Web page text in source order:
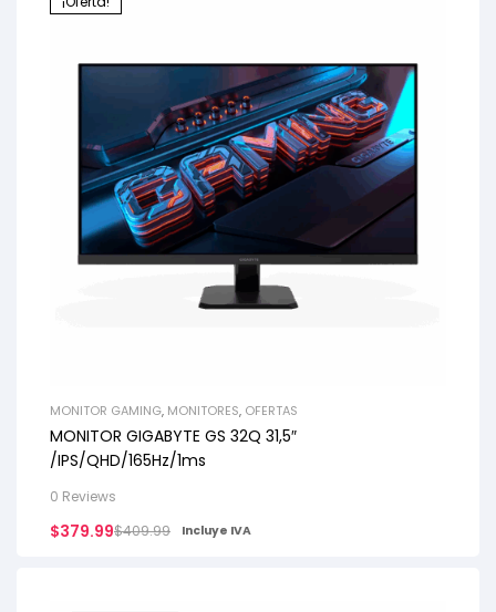
MONITOR GAMING, MONITORES, OFERTAS
MONITOR GIGABYTE GS 32Q 31,5″
/IPS/QHD/165Hz/1ms
0 Reviews
$409.99
$379.99 Incluye IVA